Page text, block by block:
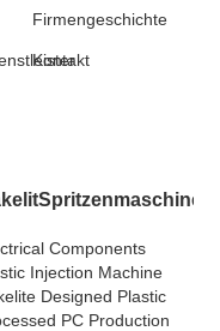
Firmengeschichte
Kontakt
Components
Injection Machine
Designed Plastic
PC Production